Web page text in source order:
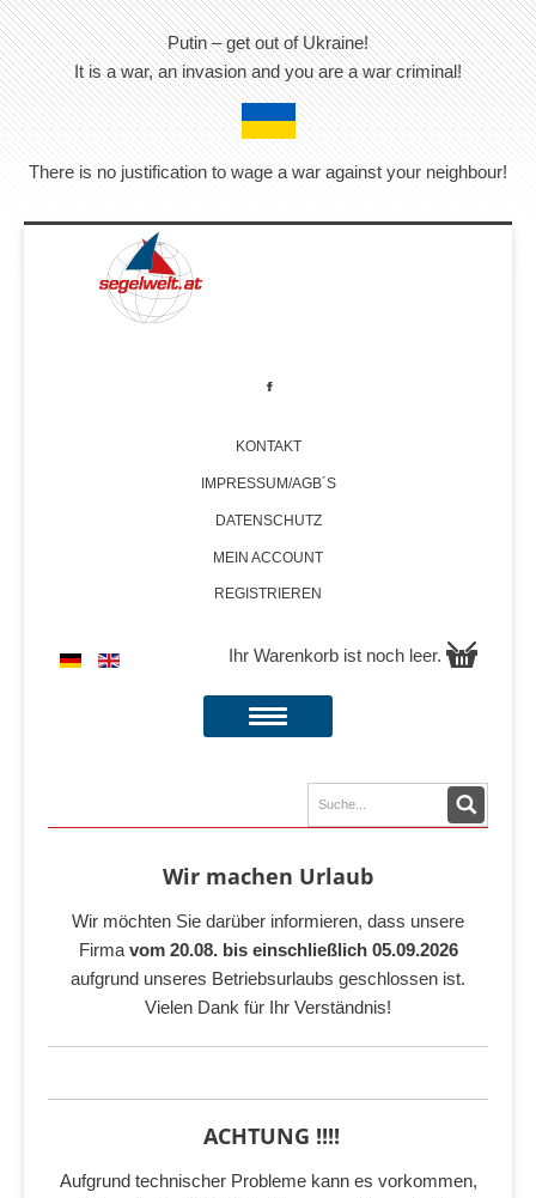
Putin – get out of Ukraine!
It is a war, an invasion and you are a war criminal!
There is no justification to wage a war against your neighbour!
KONTAKT
IMPRESSUM/AGB´S
DATENSCHUTZ
MEIN ACCOUNT
REGISTRIEREN
Ihr Warenkorb ist noch leer.
Wir machen Urlaub
Wir möchten Sie darüber informieren, dass unsere
Firma vom 20.08. bis einschließlich 05.09.2026
aufgrund unseres Betriebsurlaubs geschlossen ist.
Vielen Dank für Ihr Verständnis!
ACHTUNG !!!!
Aufgrund technischer Probleme kann es vorkommen,